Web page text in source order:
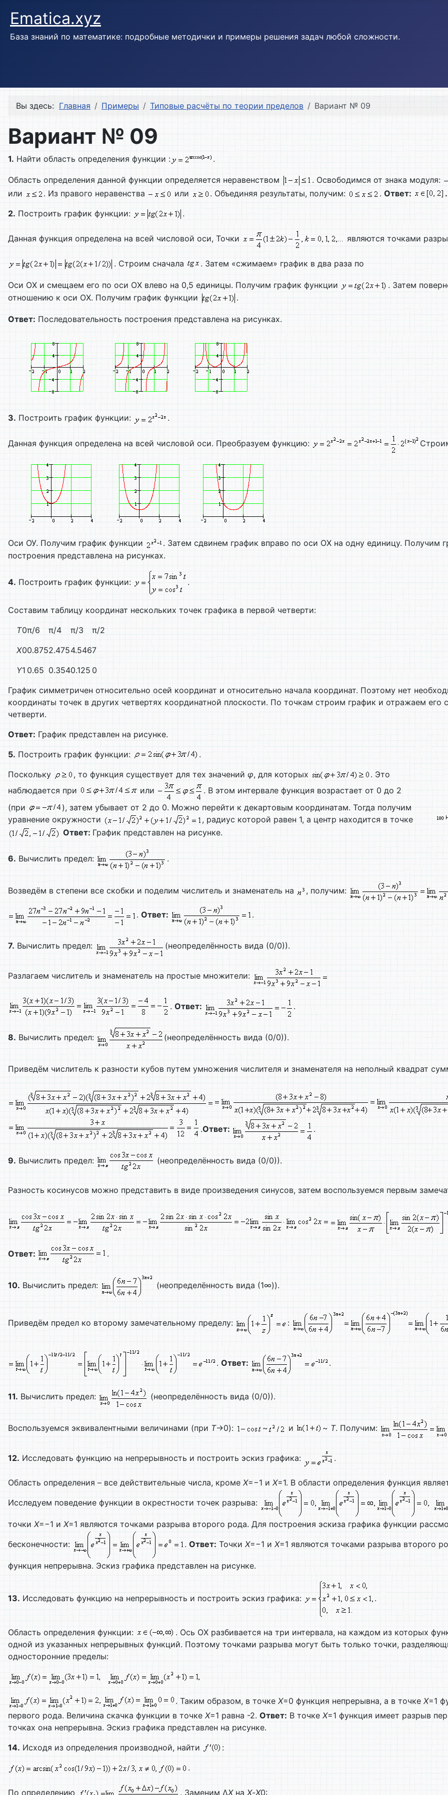
Ematica.xyz
База знаний по математике: подробные методички и примеры решения задач любой сложности.
Вы здесь: Главная Примеры Типовые расчёты по теории пределов Вариант № 09
Вариант № 09
1. Найти область определения функции : .
Область определения данной функции определяется неравенством
. Освободимся от знака модуля:
или
. Из правого неравенства или . Объединяя результаты, получим: . Ответ: .
2. Построить график функции: .
Данная функция определена на всей числовой оси, Точки являются точками
. Строим сначала . Затем «сжимаем» график в два раза по
Оси ОХ и смещаем его по оси ОХ влево на 0,5 единицы. Получим график функции
. Затем
отношению к оси ОХ. Получим график функции
.
Ответ: Последовательность построения представлена на рисунках.
3. Построить график функции: .
Данная функция определена на всей числовой оси. Преобразуем функцию:
Оси ОУ. Получим график функции
. Затем сдвинем график вправо по оси ОX на одну единицу. Получим
построения представлена на рисунках.
4. Построить график функции: .
Составим таблицу координат нескольких точек графика в первой четверти:
T0π/6 π/4 π/3
π/2
X00.8752.4754.5467
Y1 0.65 0.3540.125 0
График симметричен относительно осей координат и относительно начала координат. Поэтому нет
координаты точек в других четвертях координатной плоскости. По точкам строим график и отражаем его
четверти.
Ответ: График представлен на рисунке.
5. Построить график функции: .
Поскольку , то функция существует для тех значений φ, для которых
. Это
наблюдается при
или
. В этом интервале функция возрастает от 0 до 2
(при
), затем убывает от 2 до 0. Можно перейти к декартовым координатам. Тогда получим
уравнение окружности
, радиус которой равен 1, а центр находится в точке
Ответ: График представлен на рисунке.
6. Вычислить предел: .
Возведём в степени все скобки и поделим числитель и знаменатель на , получим:
. Ответ: .
7. Вычислить предел: (неопределённость вида (0/0)).
Разлагаем числитель и знаменатель на простые множители:
. Ответ: .
8. Вычислить предел: (неопределённость вида (0/0)).
Приведём числитель к разности кубов путем умножения числителя и знаменателя на неполный квадрат
.Ответ: .
9. Вычислить предел: (неопределённость вида (0/0)).
Разность косинусов можно представить в виде произведения синусов, затем воспользуемся первым
Ответ: .
10. Вычислить предел: (неопределённость вида (1∞)).
Приведём предел ко второму замечательному пределу: :
. Ответ: .
11. Вычислить предел: (неопределённость вида (0/0)).
Воспользуемся эквивалентными величинами (при T→0): ~ и ~ T. Получим:
12. Исследовать функцию на непрерывность и построить эскиз графика: .
Область определения – все действительные числа, кроме X=−1 и X=1. В области определения функция
Исследуем поведение функции в окрестности точек разрыва:
точки X=−1 и X=1 являются точками разрыва второго рода. Для построения эскиза графика функции
бесконечности:
. Ответ: Точки X=−1 и X=1 являются точками разрыва второго
функция непрерывна. Эскиз графика представлен на рисунке.
13. Исследовать функцию на непрерывность и построить эскиз графика: .
Область определения функции:
. Ось ОХ разбивается на три интервала, на каждом из которых
одной из указанных непрерывных функций. Поэтому точками разрыва могут быть только точки,
односторонние пределы:
. Таким образом, в точке X=0 функция непрерывна, а в точке X=1
первого рода. Величина скачка функции в точке X=1 равна -2. Ответ: В точке X=1 функция имеет разрыв
точках она непрерывна. Эскиз графика представлен на рисунке.
14. Исходя из определения производной, найти :
.
По определению . Заменим ΔXна X-X0: